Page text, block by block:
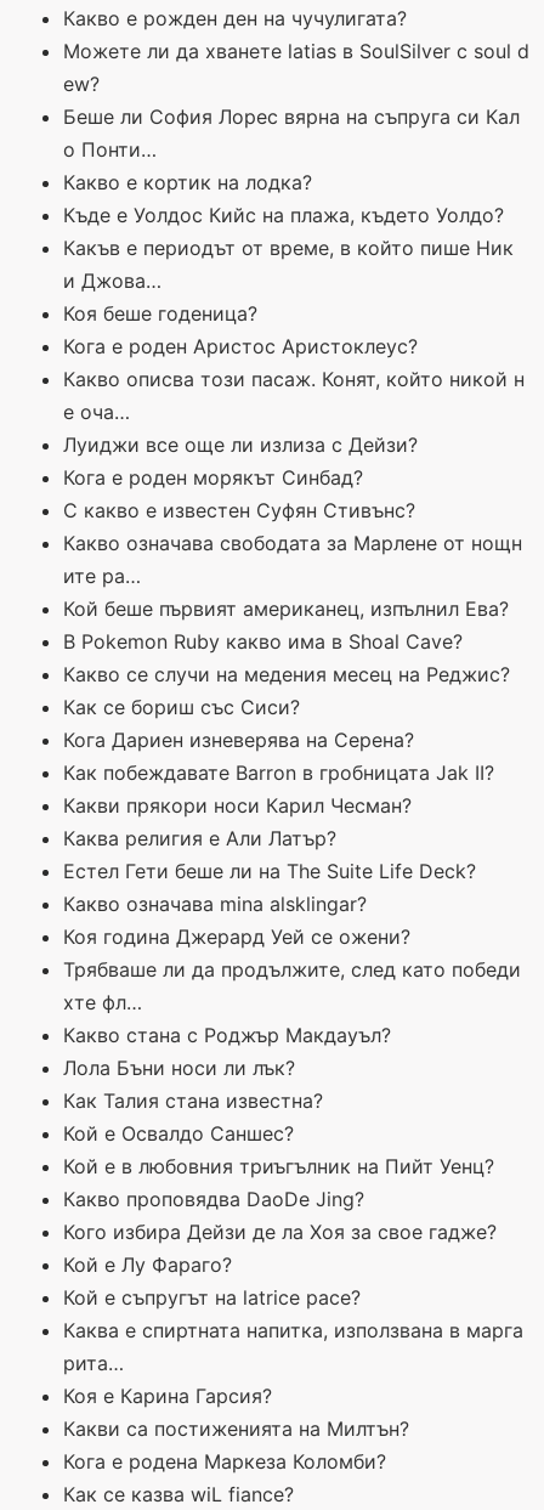
Какво е рожден ден на чучулигата?
Можете ли да хванете latias в SoulSilver с soul d
ew?
Беше ли София Лорес вярна на съпруга си Кал
о Понти…
Какво е кортик на лодка?
Къде е Уолдос Кийс на плажа, където Уолдо?
Какъв е периодът от време, в който пише Ник
и Джова…
Коя беше годеница?
Кога е роден Аристос Аристоклеус?
Какво описва този пасаж. Конят, който никой н
е оча…
Луиджи все още ли излиза с Дейзи?
Кога е роден морякът Синбад?
С какво е известен Суфян Стивънс?
Какво означава свободата за Марлене от нощн
ите ра…
Кой беше първият американец, изпълнил Ева?
В Pokemon Ruby какво има в Shoal Cave?
Какво се случи на медения месец на Реджис?
Как се бориш със Сиси?
Кога Дариен изневерява на Серена?
Как побеждавате Barron в гробницата Jak II?
Какви прякори носи Карил Чесман?
Каква религия е Али Латър?
Естел Гети беше ли на The Suite Life Deck?
Какво означава mina alsklingar?
Коя година Джерард Уей се ожени?
Трябваше ли да продължите, след като победи
хте фл…
Какво стана с Роджър Макдауъл?
Лола Бъни носи ли лък?
Как Талия стана известна?
Кой е Освалдо Саншес?
Кой е в любовния триъгълник на Пийт Уенц?
Какво проповядва DaoDe Jing?
Кого избира Дейзи де ла Хоя за свое гадже?
Кой е Лу Фараго?
Кой е съпругът на latrice pace?
Каква е спиртната напитка, използвана в марга
рита…
Коя е Карина Гарсия?
Какви са постиженията на Милтън?
Кога е родена Маркеза Коломби?
Как се казва wiL fiance?